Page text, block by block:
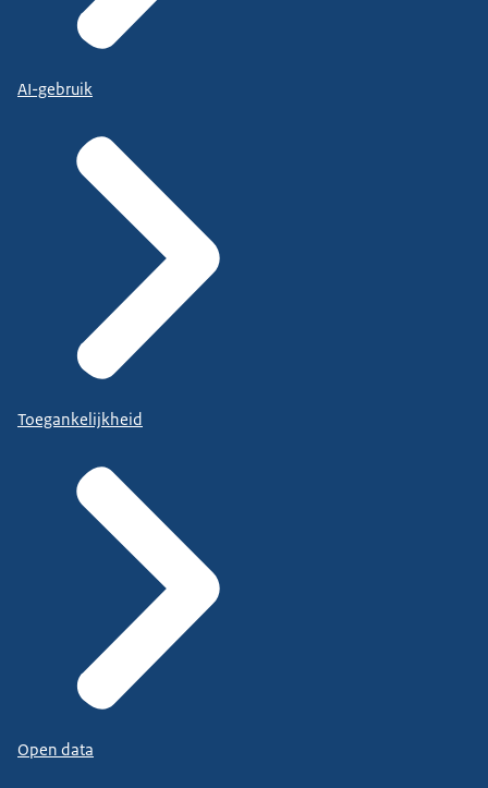
AI-gebruik
Toegankelijkheid
Open data